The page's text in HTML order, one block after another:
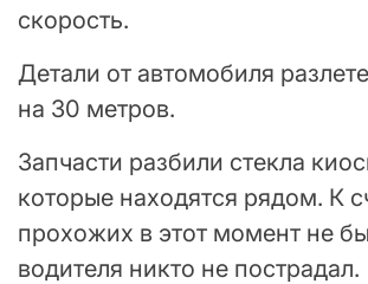
скорость.
Детали от автомобиля
на 30 метров.
Запчасти разбили стекла
которые находятся рядом. К
прохожих в этот момент не
водителя никто не пострадал.